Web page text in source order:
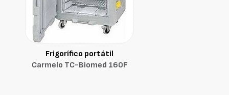
Frigorífico portátil
Carmelo TC-Biomed 160F